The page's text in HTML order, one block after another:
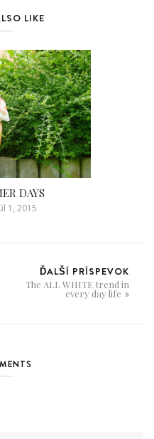
LIKE
DAYS
1, 2015
ĎALŠÍ PRÍSPEVOK
The ALL WHITE trend in
every day life